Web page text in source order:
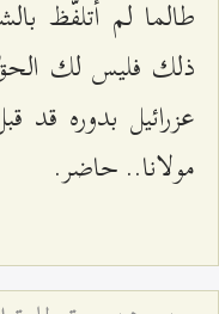
طالما لم أتلفّظ
ذلك فليس لك
عزرائيل بدوره
مولانا.. حاضر.